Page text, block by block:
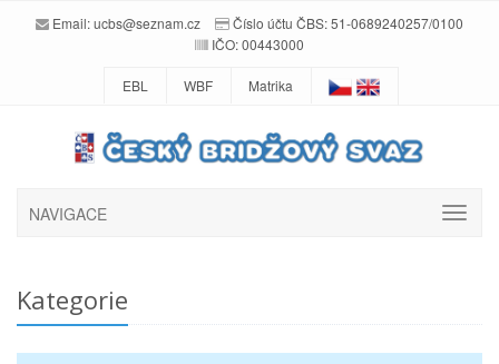
Email:ucbs@seznam.cz
Číslo účtu ČBS: 51-0689240257/0100
IČO: 00443000
EBL WBF Matrika
NAVIGACE
Kategorie